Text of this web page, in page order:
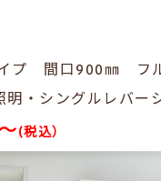
プ 間口900㎜ フ
・ シングルレバー
(税込）